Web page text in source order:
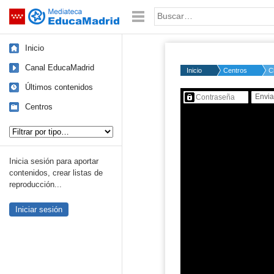
Saltar navegación Palabra o frase:
Inicio
Canal EducaMadrid
Últimos contenidos
Centros
Inicia sesión para aportar
contenidos, crear listas de
reproducción...
Iniciar sesión
Inicio Centros
Contenido protegido…